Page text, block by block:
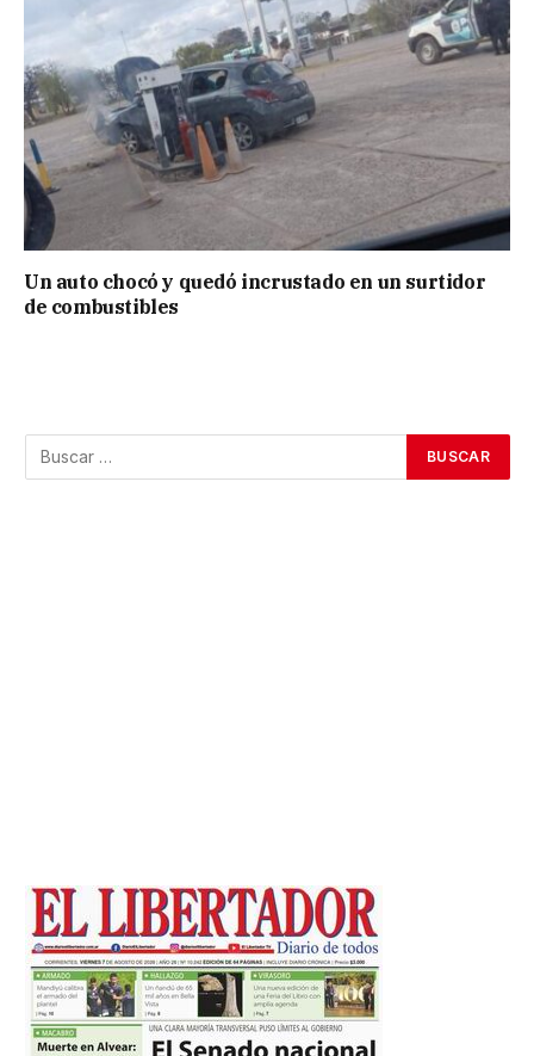
Un auto chocó y quedó incrustado en un surtidor
de combustibles